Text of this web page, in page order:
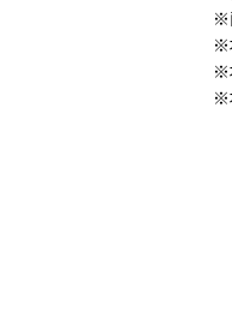
※
※
※
※